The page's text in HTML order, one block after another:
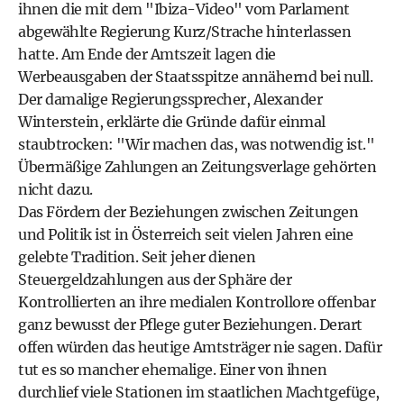
ihnen die mit dem "Ibiza-Video" vom Parlament
abgewählte Regierung Kurz/Strache hinterlassen
hatte. Am Ende der Amtszeit lagen die
Werbeausgaben der Staatsspitze annähernd bei null.
Der damalige Regierungssprecher, Alexander
Winterstein, erklärte die Gründe dafür einmal
staubtrocken: "Wir machen das, was notwendig ist."
Übermäßige Zahlungen an Zeitungsverlage gehörten
nicht dazu.
Das Fördern der Beziehungen zwischen Zeitungen
und Politik ist in Österreich seit vielen Jahren eine
gelebte Tradition. Seit jeher dienen
Steuergeldzahlungen aus der Sphäre der
Kontrollierten an ihre medialen Kontrollore offenbar
ganz bewusst der Pflege guter Beziehungen. Derart
offen würden das heutige Amtsträger nie sagen. Dafür
tut es so mancher ehemalige. Einer von ihnen
durchlief viele Stationen im staatlichen Machtgefüge,